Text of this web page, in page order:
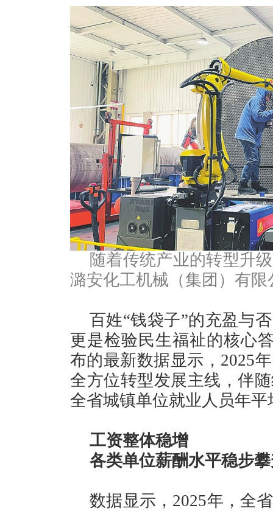
随着传统产业的转型升
潞安化工机械（集团）有
百姓“钱袋子”的充盈与
更是检验民生福祉的核心
布的最新数据显示，2025
全方位转型发展主线，伴
全省城镇单位就业人员年
工资整体稳增
各类单位薪酬水平稳步
数据显示，2025年，全